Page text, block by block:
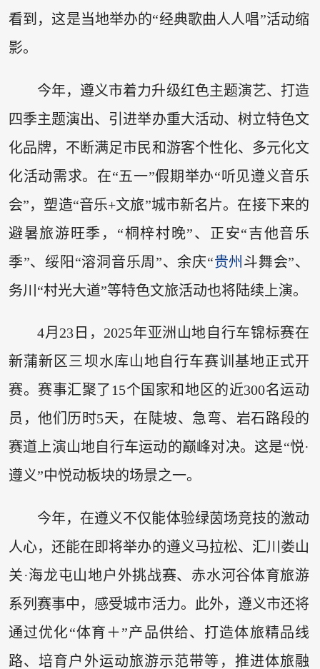
看到，这是当地举办的“经典歌曲人人唱”活动缩
影。
今年，遵义市着力升级红色主题演艺、打造
四季主题演出、引进举办重大活动、树立特色文
化品牌，不断满足市民和游客个性化、多元化文
化活动需求。在“五一”假期举办“听见遵义音乐
会”，塑造“音乐+文旅”城市新名片。在接下来的
避暑旅游旺季，“桐梓村晚”、正安“吉他音乐
季”、绥阳“溶洞音乐周”、余庆“贵州 斗舞会”、
务川“村光大道”等特色文旅活动也将陆续上演。
4月23日，2025年亚洲山地自行车锦标赛在
新蒲新区三坝水库山地自行车赛训基地正式开
赛。赛事汇聚了15个国家和地区的近300名运动
员，他们历时5天，在陡坡、急弯、岩石路段的
赛道上演山地自行车运动的巅峰对决。这是“悦·
遵义”中悦动板块的场景之一。
今年，在遵义不仅能体验绿茵场竞技的激动
人心，还能在即将举办的遵义马拉松、汇川娄山
关·海龙屯山地户外挑战赛、赤水河谷体育旅游
系列赛事中，感受城市活力。此外，遵义市还将
通过优化“体育＋”产品供给、打造体旅精品线
路、培育户外运动旅游示范带等，推进体旅融